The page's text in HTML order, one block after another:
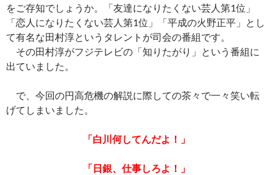
をご存知でしょうか。「友達になりたくない芸人第1位」
「恋人になりたくない芸人第1位」「平成の火野正平」とし
て有名な田村淳というタレントが司会の番組です。
その田村淳がフジテレビの「知りたがり」という番組に
出ていました。
で、今回の円高危機の解説に際しての茶々で一々笑い転
げてしまいました。
「白川何してんだよ！」
「日銀、仕事しろよ！」